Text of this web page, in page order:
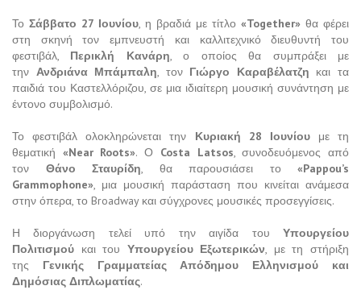
Το Σάββατο 27 Ιουνίου, η βραδιά με τίτλο «Together» θα φέρει
στη σκηνή τον εμπνευστή και καλλιτεχνικό διευθυντή του
φεστιβάλ, Περικλή Κανάρη, ο οποίος θα συμπράξει με
την Ανδριάνα Μπάμπαλη, τον Γιώργο Καραβέλατζη και τα
παιδιά του Καστελλόριζου, σε μια ιδιαίτερη μουσική συνάντηση με
έντονο συμβολισμό.
Το φεστιβάλ ολοκληρώνεται την Κυριακή 28 Ιουνίουμε τη
θεματική «Near Roots». Ο Costa Latsos, συνοδευόμενος από
τον Θάνο Σταυρίδη, θα παρουσιάσει το «Pappou’s
Grammophone», μια μουσική παράσταση που κινείται ανάμεσα
στην όπερα, το Broadway και σύγχρονες μουσικές προσεγγίσεις.
Η διοργάνωση τελεί υπό την αιγίδα του Υπουργείου
Πολιτισμού και του Υπουργείου Εξωτερικών, με τη στήριξη
της Γενικής Γραμματείας Απόδημου Ελληνισμού και
Δημόσιας Διπλωματίας.